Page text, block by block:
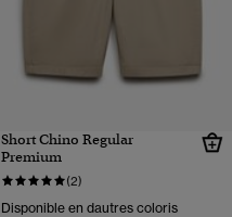
Short Chino Regular
Premium
(2)
Disponible en dautres coloris